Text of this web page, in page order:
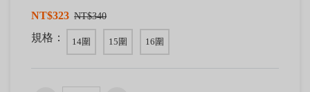
NT$323 NT$340
規格： 14圍 15圍 16圍